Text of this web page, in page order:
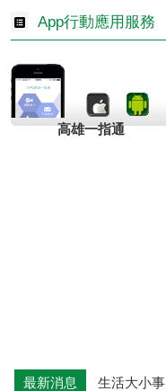
App行動應用服務
高雄一指通
最新消息 生活大小事